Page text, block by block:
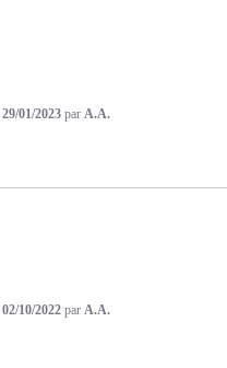
29/01/2023 par A.A.
02/10/2022 par A.A.